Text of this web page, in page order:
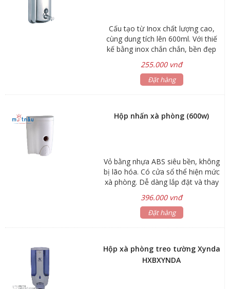
Cấu tạo từ Inox chất lượng cao,
cùng dung tích lên 600ml. Với thiế
kế bằng inox chắn chắn, bền đẹp
với thời gian, sản phẩm phù hợp
cho những nơi công cộng. được
kiểm soát xà phòng mỗi lần nhấn
255.000 vnđ
Đặt hàng
Hộp nhấn xà phòng (600w)
Vỏ bằng nhựa ABS siêu bền, không
bị lão hóa. Có cửa sổ thể hiện mức
xà phòng. Dễ dàng lắp đặt và thay
xà phòng. Hộp chứa và nút nhấn có
thể tháo rời để vệ sinh. Nút nhấn
thủy lực cho lượng xà phòng chính
khách sạn và các công trình hiện
đại. Kích Thước : 85x110x143. Dung
tích : 500ml. Nhấn 1 lần được 1.8ml.
396.000 vnđ
Đặt hàng
Hộp xà phòng treo tường Xynda
HXBXYNDA